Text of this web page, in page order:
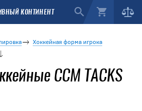
КОНТИНЕНТ
Хоккейная форма игрока
CCM TACKS